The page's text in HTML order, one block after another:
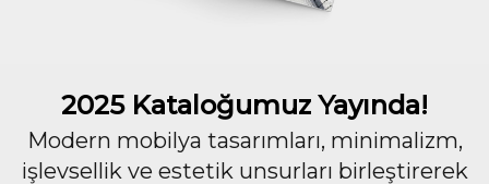
2025 Kataloğumuz Yayında!
Modern mobilya tasarımları, minimalizm,
işlevsellik ve estetik unsurları birleştirerek